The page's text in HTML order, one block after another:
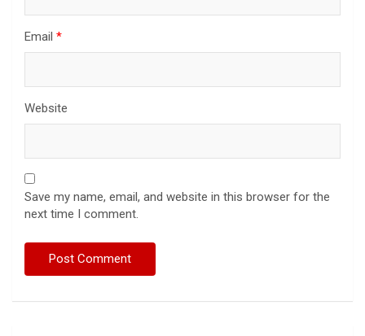
Email *
Website
Save my name, email, and website in this browser for the
next time I comment.